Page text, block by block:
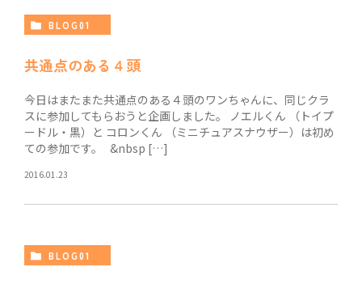
BLOG01
共通点のある４頭
今日はまたまた共通点のある４頭のワンちゃんに、同じクラ
スに参加してもらおうと企画しました。 ノエルくん （トイプ
ードル・黒）と コロンくん （ミニチュアスナウザー）は初め
ての参加です。 &nbsp […]
2016.01.23
BLOG01